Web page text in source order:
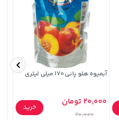
18,680,000 تومان
آبمیوه هلو پانی 170 میلی لیتری
20,000 تومان
20,000
خرید